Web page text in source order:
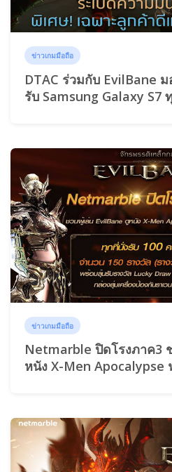
ข่าวเกมมือถือ
DTAC ร่วมกับ EvilBane
รับ Samsung Galaxy S7
ข่าวเกมมือถือ
Netmarble ปิดโรงภาค3
หนัง X-Men Apocalypse